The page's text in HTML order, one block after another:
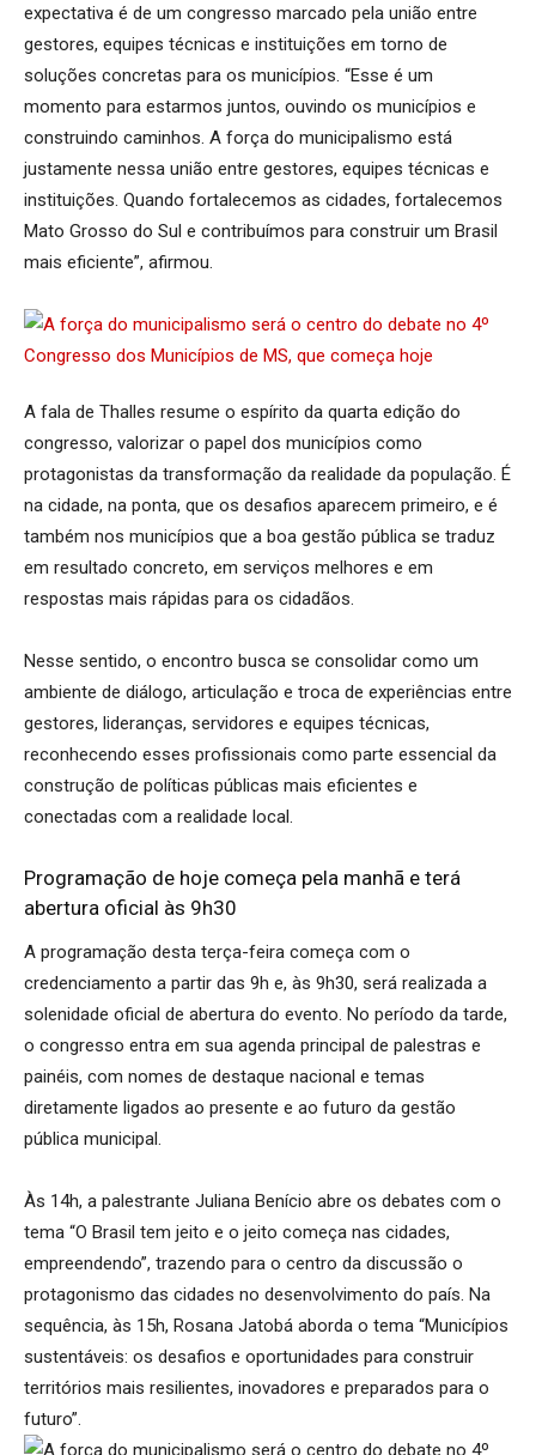
expectativa é de um congresso marcado pela união entre
gestores, equipes técnicas e instituições em torno de
soluções concretas para os municípios. “Esse é um
momento para estarmos juntos, ouvindo os municípios e
construindo caminhos. A força do municipalismo está
justamente nessa união entre gestores, equipes técnicas e
instituições. Quando fortalecemos as cidades, fortalecemos
Mato Grosso do Sul e contribuímos para construir um Brasil
mais eficiente”, afirmou.
A fala de Thalles resume o espírito da quarta edição do
congresso, valorizar o papel dos municípios como
protagonistas da transformação da realidade da população. É
na cidade, na ponta, que os desafios aparecem primeiro, e é
também nos municípios que a boa gestão pública se traduz
em resultado concreto, em serviços melhores e em
respostas mais rápidas para os cidadãos.
Nesse sentido, o encontro busca se consolidar como um
ambiente de diálogo, articulação e troca de experiências entre
gestores, lideranças, servidores e equipes técnicas,
reconhecendo esses profissionais como parte essencial da
construção de políticas públicas mais eficientes e
conectadas com a realidade local.
Programação de hoje começa pela manhã e terá
abertura oficial às 9h30
A programação desta terça-feira começa com o
credenciamento a partir das 9h e, às 9h30, será realizada a
solenidade oficial de abertura do evento. No período da tarde,
o congresso entra em sua agenda principal de palestras e
painéis, com nomes de destaque nacional e temas
diretamente ligados ao presente e ao futuro da gestão
pública municipal.
Às 14h, a palestrante Juliana Benício abre os debates com o
tema “O Brasil tem jeito e o jeito começa nas cidades,
empreendendo”, trazendo para o centro da discussão o
protagonismo das cidades no desenvolvimento do país. Na
sequência, às 15h, Rosana Jatobá aborda o tema “Municípios
sustentáveis: os desafios e oportunidades para construir
territórios mais resilientes, inovadores e preparados para o
futuro”.